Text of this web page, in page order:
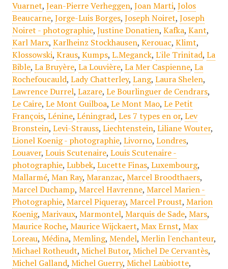
Vuarnet, Jean-Pierre Verheggen, Joan Marti, Jolos
Beaucarne, Jorge-Luis Borges, Joseph Noiret, Joseph
Noiret - photographie, Justine Donatien, Kafka, Kant,
Karl Marx, Karlheinz Stockhausen, Kerouac, Klimt,
Klossowski, Kraus, Kumps, L.Meganck, L'ile Trinitad, La
Bible, La Bruyère, La Louvière, La Mer Caspienne, La
Rochefoucauld, Lady Chatterley, Lang, Laura Shelen,
Lawrence Durrel, Lazare, Le Bourlinguer de Cendrars,
Le Caire, Le Mont Guilboa, Le Mont Mao, Le Petit
François, Lénine, Léningrad, Les 7 types en or, Lev
Bronstein, Levi-Strauss, Liechtenstein, Liliane Wouter,
Lionel Koenig - photographie, Livorno, Londres,
Louaver, Louis Scutenaire, Louis Scutenaire -
photographie, Lubbek, Lucette Finas, Luxembourg,
Mallarmé, Man Ray, Maranzac, Marcel Broodthaers,
Marcel Duchamp, Marcel Havrenne, Marcel Marien -
Photographie, Marcel Piqueray, Marcel Proust, Marion
Koenig, Marivaux, Marmontel, Marquis de Sade, Mars,
Maurice Roche, Maurice Wijckaert, Max Ernst, Max
Loreau, Médina, Memling, Mendel, Merlin l'enchanteur,
Michael Rotheudt, Michel Butor, Michel De Cervantès,
Michel Galland, Michel Guerry, Michel Laùbiotte,